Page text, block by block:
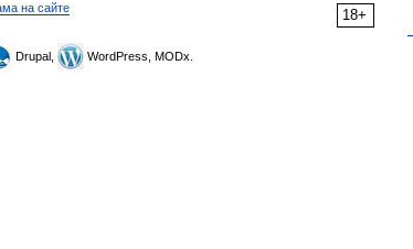
18+
на сайте
Drupal, WordPress, MODx.